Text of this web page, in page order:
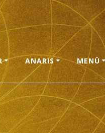
ANARIS MENÜ